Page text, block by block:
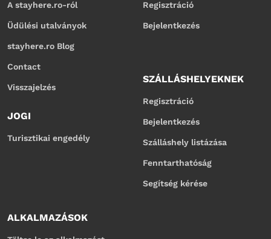
A stayhere.ro-ról
Üdülési utalványok
stayhere.ro Blog
Contact
Visszajelzés
JOGI
Turisztikai engedély
Regisztráció
Bejelentkezés
SZÁLLÁSHELYEKNEK
Regisztráció
Bejelentkezés
Szálláshely listázása
Fenntarthatóság
Segítség kérése
ALKALMAZÁSOK